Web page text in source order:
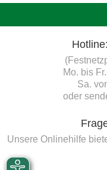
Mo. bis
Sa.
oder
Unsere Onlinehilfe